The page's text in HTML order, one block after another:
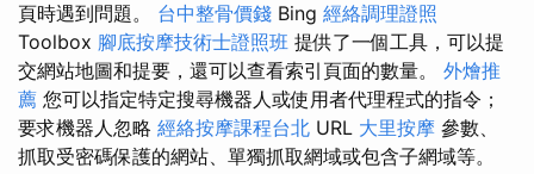
頁時遇到問題。 台中整骨價錢 Bing 經絡調理證照
Toolbox 腳底按摩技術士證照班 提供了一個工具，可以提
交網站地圖和提要，還可以查看索引頁面的數量。 外燴推
薦 您可以指定特定搜尋機器人或使用者代理程式的指令；
要求機器人忽略 經絡按摩課程台北 URL 大里按摩 參數、
抓取受密碼保護的網站、單獨抓取網域或包含子網域等。